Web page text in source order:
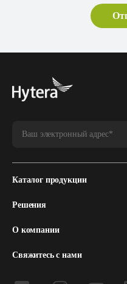
Каталог продукции
Решения
О компании
Свяжитесь с нами